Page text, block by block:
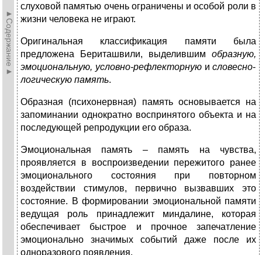
►Содержание►
слуховой памятью очень ограничены и особой роли в
жизни человека не играют.
Оригинальная классификация памяти была
предложена Бериташвили, выделившим образную,
эмоциональную, условно-рефлекторнуюисловесно-
логическую память.
Образная (психонервная) память основывается на
запоминании однократно воспринятого объекта и на
последующей репродукции его образа.
Эмоциональная память – память на чувства,
проявляется в воспроизведении пережитого ранее
эмоционального состояния при повторном
воздействии стимулов, первично вызвавших это
состояние. В формировании эмоциональной памяти
ведущая роль принадлежит миндалине, которая
обеспечивает быстрое и прочное запечатление
эмоционально значимых событий даже после их
одноразового появления.